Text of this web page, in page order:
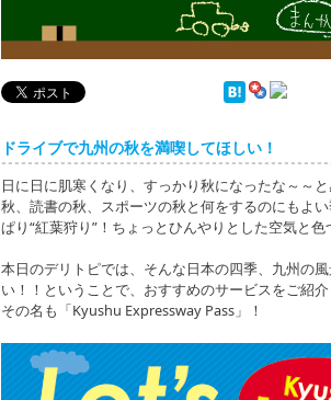
デイリートピックス
ドライブで九州の秋を満喫してほしい！
日に日に肌寒くなり、すっかり秋になったな～～
秋、読書の秋、スポーツの秋と何をするのにもよ
ぱり“紅葉狩り”！ちょっとひんやりとした空気と
本日のデリトピでは、そんな日本の四季、九州の
い！！ということで、おすすめのサービスをご紹介
その名も「Kyushu Expressway Pass」！